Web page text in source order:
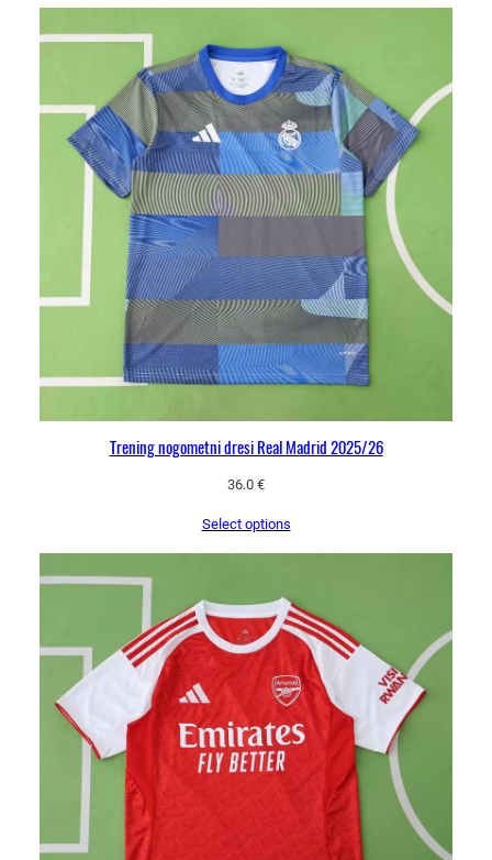
Trening nogometni dresi Real Madrid 2025/26
36.0 €
Select options